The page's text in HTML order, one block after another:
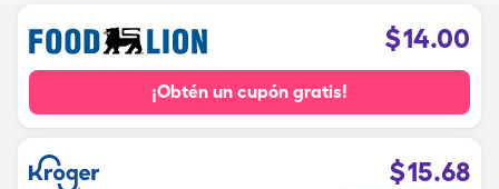
$14.00
¡Obtén un cupón gratis!
$15.68